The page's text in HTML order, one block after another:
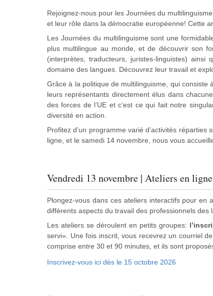
Rejoignez-nous pour les Journées du
et leur rôle dans la démocratie européenne! Cette
Les Journées du multilinguisme sont une
plus multilingue au monde, et de découvrir son
(interprètes, traducteurs, juristes-linguistes)
domaine des langues. Découvrez leur travail et
Grâce à la politique de multilinguisme, qui consiste
leurs représentants directement élus dans
des forces de l’UE et c’est ce qui fait notre
diversité en action.
Profitez d’un programme varié d’activités
ligne, et le samedi 14 novembre, nous vous
Vendredi 13 novembre | Ateliers en ligne
Plongez-vous dans ces ateliers interactifs pour en
différents aspects du travail des professionnels des
Les ateliers se déroulent en petits groupes:
servi». Une fois inscrit, vous recevrez un courriel
comprise entre 30 et 90 minutes, et ils sont
Inscrivez-vous ici dès le 15 octobre 2026